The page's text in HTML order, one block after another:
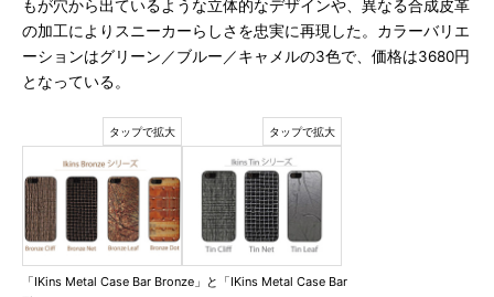
もが穴から出ているような立体的なデザインや、異なる合成皮革
の加工によりスニーカーらしさを忠実に再現した。カラーバリエ
ーションはグリーン／ブルー／キャメルの3色で、価格は3680円
となっている。
「IKins Metal Case Bar Bronze」と「IKins Metal Case Bar